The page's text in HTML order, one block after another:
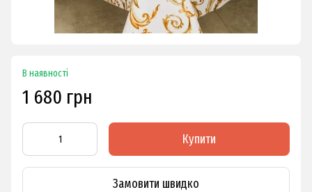
В наявності
1 680 грн
Купити
Замовити швидко